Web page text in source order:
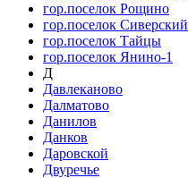
гор.поселок Рощино
гор.поселок Сиверский
гор.поселок Тайцы
гор.поселок Янино-1
Д
Давлеканово
Далматово
Данилов
Данков
Даровской
Двуречье